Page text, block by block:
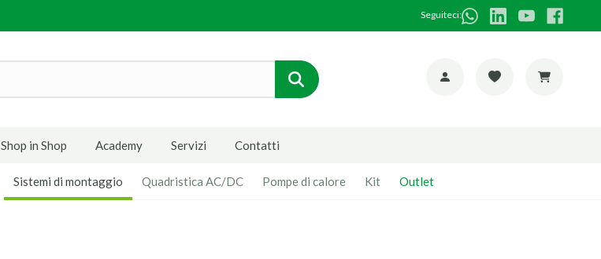
Seguiteci:
Shop in Shop Academy Servizi Contatti
Sistemi di montaggio Quadristica AC/DC Pompe di calore Kit Outlet